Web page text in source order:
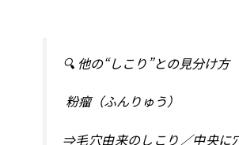
🔍 他の“しこり”との見分け方
粉瘤（ふんりゅう）
⇒毛穴由来のしこり／中央に